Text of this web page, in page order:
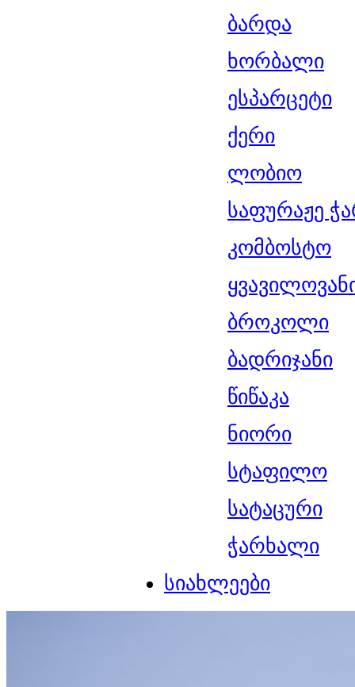
ბარდა
ხორბალი
ესპარცეტი
ქერი
ლობიო
საფურაჟე
კომბოსტო
ბროკოლი
ბადრიჯანი
წიწაკა
ნიორი
სტაფილო
სატაცური
ჭარხალი
სიახლეები